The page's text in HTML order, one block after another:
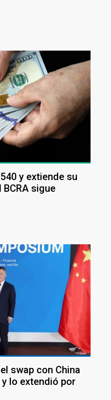
y extiende su
sigue
swap con China
y lo extendió por